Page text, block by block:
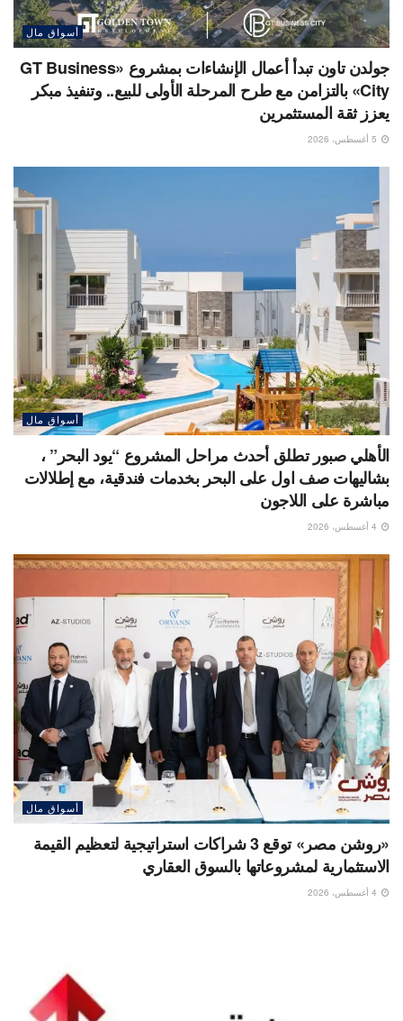
أسواق مال
جولدن تاون تبدأ أعمال الإنشاءات بمشروع «GT Business
City» بالتزامن مع طرح المرحلة الأولى للبيع.. وتنفيذ مبكر
يعزز ثقة المستثمرين
أسواق مال
الأهلي صبور تطلق أحدث مراحل المشروع “يود البحر” ،
بشاليهات صف اول على البحر بخدمات فندقية، مع إطلالات
مباشرة على اللاجون
أسواق مال
«روشن مصر» توقع 3 شراكات استراتيجية لتعظيم القيمة
الاستثمارية لمشروعاتها بالسوق العقاري